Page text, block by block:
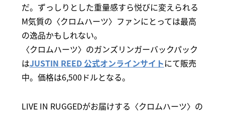
だ。ずっしりとした重量感すら悦びに変えられる
M気質の〈クロムハーツ〉ファンにとっては最高
の逸品かもしれない。
〈クロムハーツ〉のガンズリンガーバックパック
はJUSTIN REED 公式オンラインサイトにて販売
中。価格は6,500ドルとなる。
LIVE IN RUGGEDがお届けする〈クロムハーツ〉の